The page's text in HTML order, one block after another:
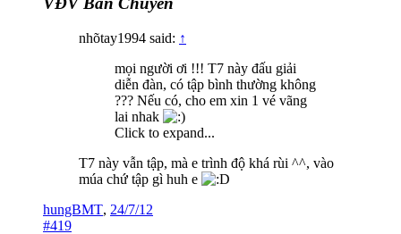
nhõtay1994 said: ↑
mọi người ơi !!! T7 này đấu giải
diễn đàn, có tập bình thường không
??? Nếu có, cho em xin 1 vé vãng
lai nhak
Click to expand...
T7 này vẫn tập, mà e trình độ khá rùi ^^, vào
múa chứ tập gì huh e
hungBMT, 24/7/12
#419